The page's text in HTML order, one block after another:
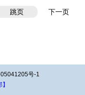
跳页 下一页
号-1